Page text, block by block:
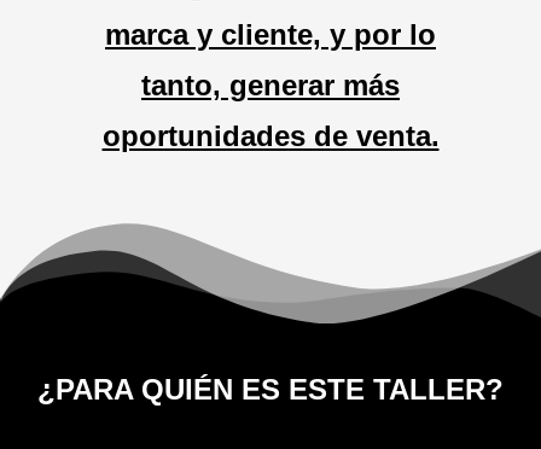
marca y cliente, y por lo
tanto, generar más
oportunidades de venta.
¿PARA QUIÉN ES ESTE TALLER?